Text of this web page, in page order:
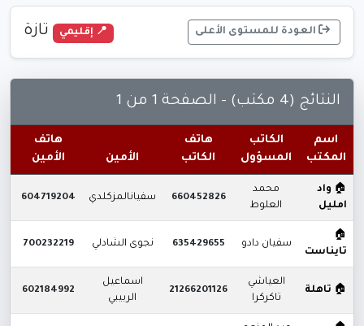
العودة للمستوى الأعلى 📍 إقليمي تازة
النتائج (4 مكتب) - الصفحة 1 من 1
اسم
المكتب
الكاتب
المسؤول
هاتف
الكاتب
الأمين
هاتف
الأمين
🏠 واد
امليل
محمد
العلوط
660452826 سفيانالمزكلدي 604719204
🏠
تايناست
سفيان دادو 635429655 نجوى الشادلي 700232219
🏠 تاهلة
العياشي
تاكركرا
21266201126
اسماعيل
الربيبي
602184992